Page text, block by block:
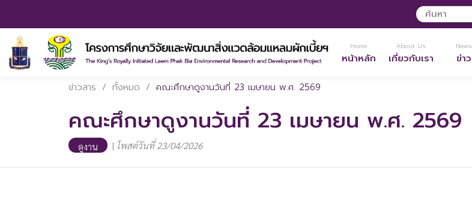
Home
หน้าหลัก
About Us
เกี่ยวกับเรา
News
ข่าว
ข่าวสาร / ทั้งหมด / คณะศึกษาดูงานวันที่ 23 เมษายน พ.ศ. 2569
คณะศึกษาดูงานวันที่ 23 เมษายน พ.ศ. 2569
ดูงาน | โพสต์วันที่ 23/04/2026